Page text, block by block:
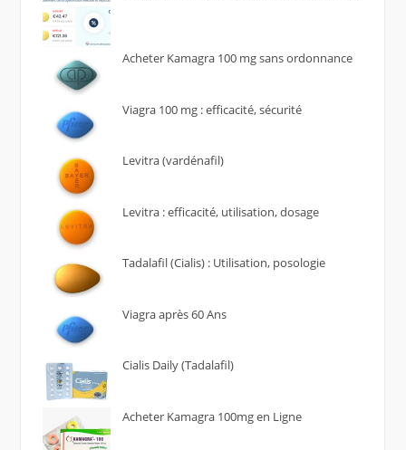
Acheter Kamagra 100 mg sans ordonnance
Viagra 100 mg : efficacité, sécurité
Levitra (vardénafil)
Levitra : efficacité, utilisation, dosage
Tadalafil (Cialis) : Utilisation, posologie
Viagra après 60 Ans
Cialis Daily (Tadalafil)
Acheter Kamagra 100mg en Ligne